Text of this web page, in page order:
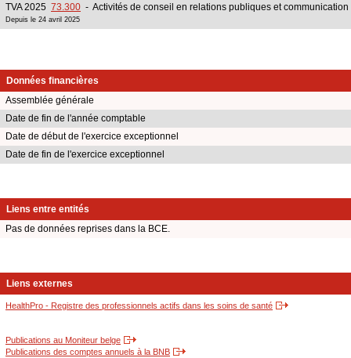
TVA 2025 73.300 - Activités de conseil en relations publiques et communication
Depuis le 24 avril 2025
Données financières
Assemblée générale
Date de fin de l'année comptable
Date de début de l'exercice exceptionnel
Date de fin de l'exercice exceptionnel
Liens entre entités
Pas de données reprises dans la BCE.
Liens externes
HealthPro - Registre des professionnels actifs dans les soins de santé
Publications au Moniteur belge
Publications des comptes annuels à la BNB